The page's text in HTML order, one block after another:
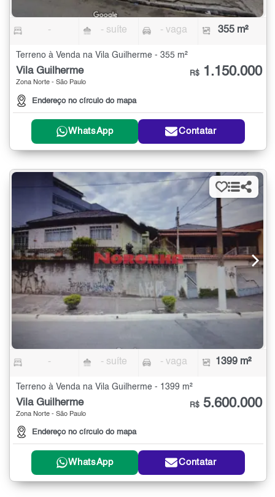
- - suíte - vaga 355 m²
Terreno à Venda na Vila Guilherme - 355 m²
Vila Guilherme
Zona Norte - São Paulo
Endereço no círculo do mapa
R$ 1.150.000
WhatsApp Contatar
- - suíte - vaga 1399 m²
Terreno à Venda na Vila Guilherme - 1399 m²
Vila Guilherme
Zona Norte - São Paulo
Endereço no círculo do mapa
R$ 5.600.000
WhatsApp Contatar